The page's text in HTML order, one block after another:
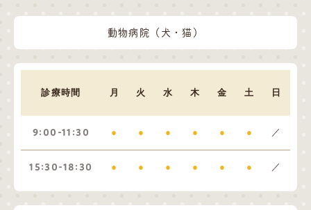
動物病院（犬・猫）
診療時間 月 火 水 木 金 土 日
9:00-11:30 ● ● ● ● ● ● ／
15:30-18:30 ● ● ● ● ● ● ／